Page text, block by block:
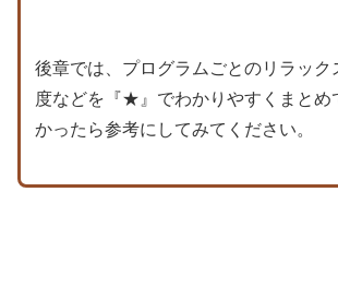
後章では、プログラムごとのリラック
度などを『★』でわかりやすくまとめ
かったら参考にしてみてください。